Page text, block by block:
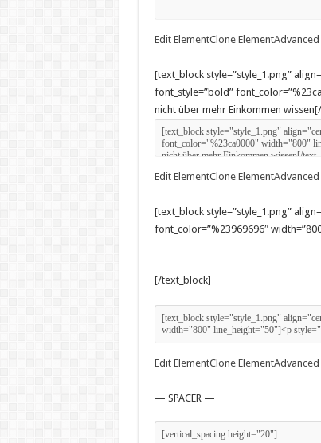
Edit ElementClone Element
[text_block style=”style_1.png”
font_style=”bold”
nicht über mehr Einkommen
Edit ElementClone Element
[text_block style=”style_1.png”
font_color=”%23969696″
[/text_block]
Edit ElementClone Element
— SPACER —